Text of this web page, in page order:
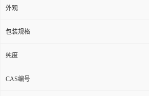
外观
包装规格
纯度
CAS编号